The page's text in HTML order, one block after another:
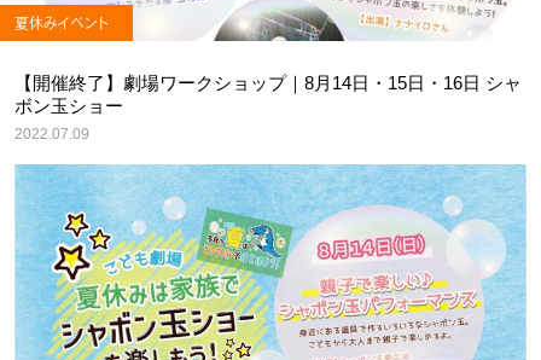
夏休みイベント
【開催終了】劇場ワークショップ｜8月14日・15日・16日 シャ
ボン玉ショー
2022.07.09